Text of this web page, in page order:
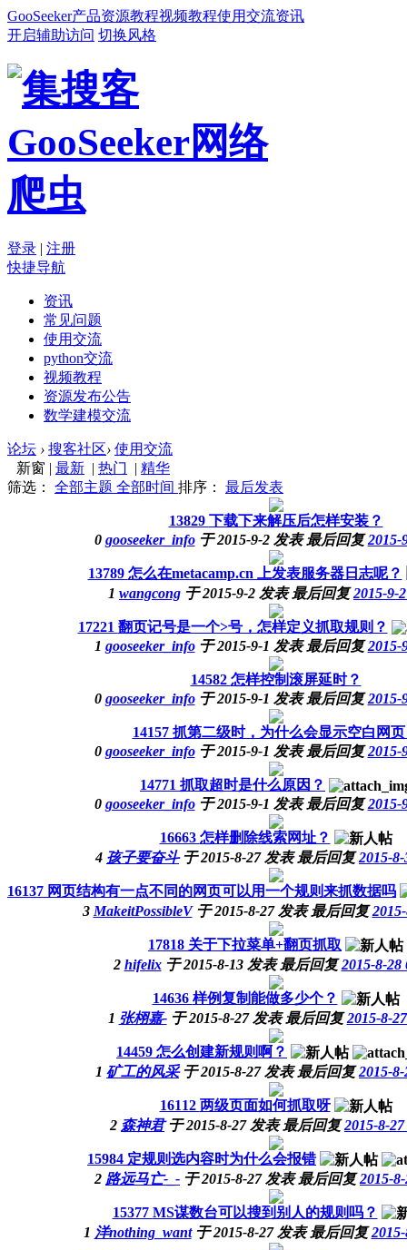
GooSeeker产品资源教程视频教程使用交流资讯
开启辅助访问 切换风格
登录 | 注册
快捷导航
资讯
常见问题
使用交流
python交流
视频教程
资源发布公告
数学建模交流
论坛 › 搜客社区› 使用交流
新窗 | 最新 | 热门 | 精华
筛选： 全部主题 全部时间 排序： 最后发表
13829 下载下来解压后怎样安装？
0 gooseeker_info 于2015-9-2发表 最后回复2015-
13789 怎么在metacamp.cn 上发表服务器日志呢？
1 wangcong 于2015-9-2 发表 最后回复2015-9-
17221 翻页记号是一个>号，怎样定义抓取规则？
1 gooseeker_info 于2015-9-1 发表 最后回复2015-
14582 怎样控制滚屏延时？
0 gooseeker_info 于2015-9-1 发表 最后回复2015-
14157 抓第二级时，为什么会显示空白网
0 gooseeker_info 于2015-9-1 发表 最后回复2015-
14771 抓取超时是什么原因？
0 gooseeker_info 于2015-9-1 发表 最后回复2015-
16663 怎样删除线索网址？
4 孩子要奋斗 于2015-8-27发表 最后回复2015-
16137 网页结构有一点不同的网页可以用一个规则来抓数据吗
3 MakeitPossibleV 于2015-8-27发表 最后回复
17818 关于下拉菜单+翻页抓取
2 hifelix 于2015-8-13发表 最后回复2015-8-28
14636 样例复制能做多少个？
1 张栩嘉- 于2015-8-27发表 最后回复2015-8-
14459 怎么创建新规则啊？
1 矿工的风采 于2015-8-27发表 最后回复2015-
16112 两级页面如何抓取呀
2 森神君 于2015-8-27发表 最后回复2015-8-
15984 定规则选内容时为什么会报错
2 路远马亡-_- 于2015-8-27发表 最后回复2015-
15377 MS谋数台可以搜到别人的规则吗？
1 洋nothing_want 于2015-8-27发表 最后回复